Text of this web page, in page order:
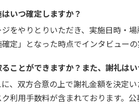
いつ確定しますか？
をやりとりいただき、実施日時・場
定」となった時点でインタビューの
ことができますか？また、謝礼は
、双方合意の上で謝礼金額を決定い
利用手数料が含まれております。